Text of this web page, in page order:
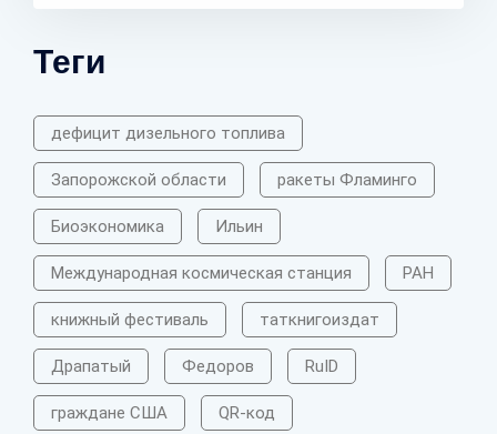
Теги
дефицит дизельного топлива
Запорожской области ракеты Фламинго
Биоэкономика Ильин
Международная космическая станция РАН
книжный фестиваль таткнигоиздат
Драпатый Федоров RuID
граждане США QR-код